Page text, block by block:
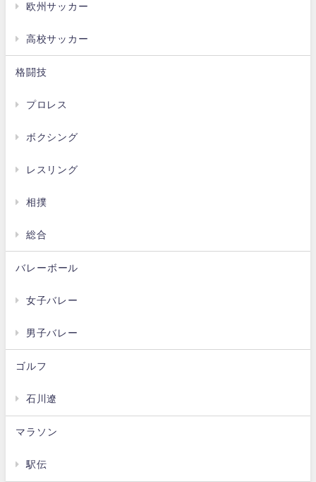
欧州サッカー
高校サッカー
格闘技
プロレス
ボクシング
レスリング
相撲
総合
バレーボール
女子バレー
男子バレー
ゴルフ
石川遼
マラソン
駅伝